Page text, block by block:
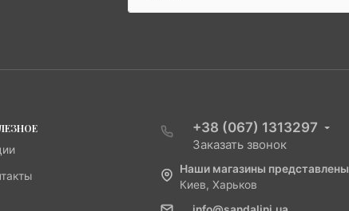
+38 (067) 1313297
Заказать звонок
Наши магазины представлены
Киев, Харьков